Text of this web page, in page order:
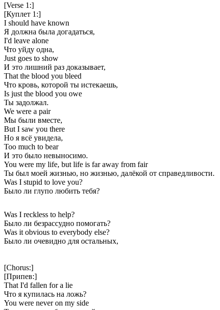
[Verse 1:]
[Куплет 1:]
I should have known
Я должна была догадаться,
I'd leave alone
Что уйду одна,
Just goes to show
И это лишний раз доказывает,
That the blood you bleed
Что кровь, которой ты истекаешь,
Is just the blood you owe
Ты задолжал.
We were a pair
Мы были вместе,
But I saw you there
Но я всё увидела,
Too much to bear
И это было невыносимо.
You were my life, but life is far away from fair
Ты был моей жизнью, но жизнью, далёкой от справедливости.
Was I stupid to love you?
Было ли глупо любить тебя?
Was I reckless to help?
Было ли безрассудно помогать?
Was it obvious to everybody else?
Было ли очевидно для остальных,
[Chorus:]
[Припев:]
That I'd fallen for a lie
Что я купилась на ложь?
You were never on my side